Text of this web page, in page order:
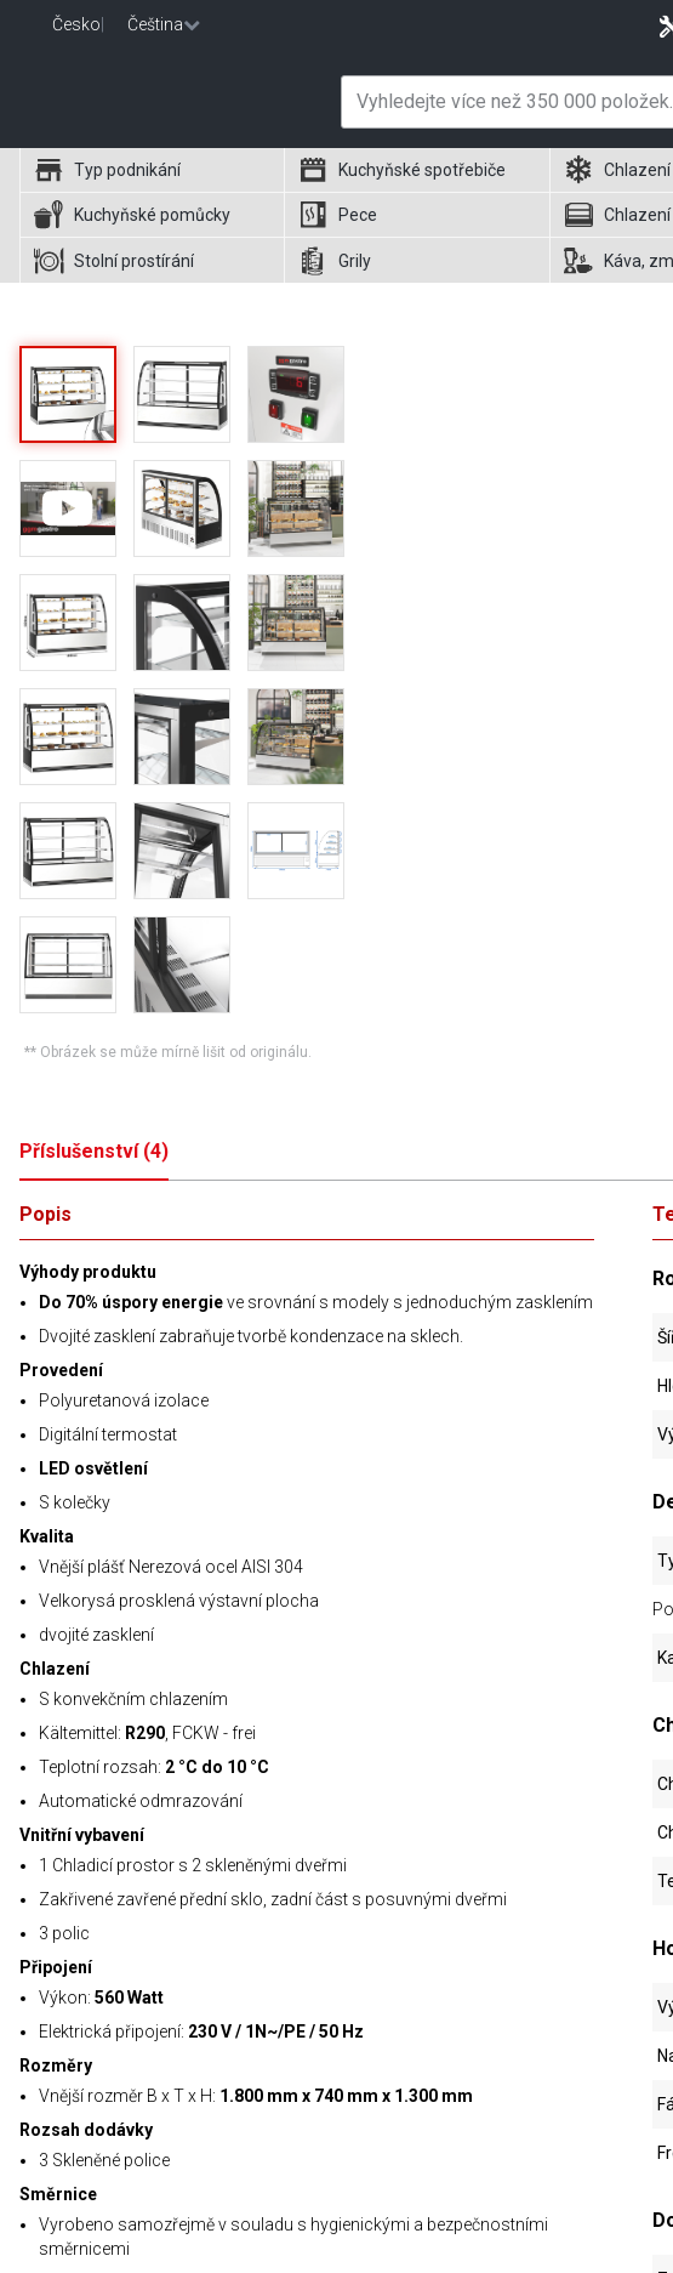
Česko Čeština
Typ podnikání Kuchyňské spotřebiče Chlazení
Kuchyňské pomůcky Pece
Stolní prostírání Grily Káva,
** Obrázek se může mírně lišit od originálu.
Příslušenství(4)
Popis
Výhody produktu
Do 70% úspory energieve srovnání s modely s jednoduchým zasklením
Dvojité zasklení zabraňuje tvorbě kondenzace na sklech.
Provedení
Polyuretanová izolace
Digitální termostat
LED osvětlení
S kolečky
Kvalita
Vnější plášť Nerezová ocel AISI 304
Velkorysá prosklená výstavní plocha
dvojité zasklení
Chlazení
S konvekčním chlazením
Kältemittel: R290 , FCKW - frei
Teplotní rozsah: 2 °C do 10 °C
Automatické odmrazování
Vnitřní vybavení
1 Chladicí prostor s 2 skleněnými dveřmi
Zakřivené zavřené přední sklo, zadní část s posuvnými dveřmi
3 polic
Připojení
Výkon: 560 Watt
Elektrická připojení: 230 V / 1N~/PE / 50 Hz
Rozměry
Vnější rozměr B x T x H: 1.800 mm x 740 mm x 1.300 mm
Rozsah dodávky
3 Skleněné police
Směrnice
Vyrobeno samozřejmě v souladu s hygienickými a bezpečnostními
směrnicemi